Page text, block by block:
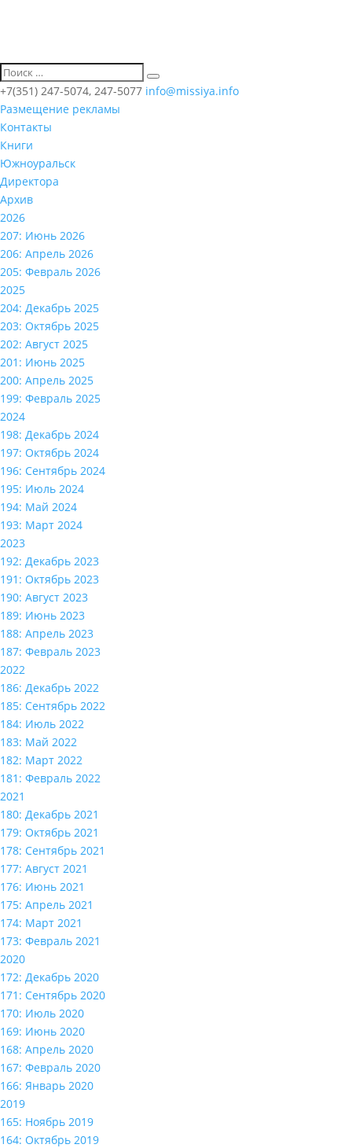
+7(351) 247-5074, 247-5077 info@missiya.info
Размещение рекламы
Контакты
Книги
Южноуральск
Директора
Архив
2026
207: Июнь 2026
206: Апрель 2026
205: Февраль 2026
2025
204: Декабрь 2025
203: Октябрь 2025
202: Август 2025
201: Июнь 2025
200: Апрель 2025
199: Февраль 2025
2024
198: Декабрь 2024
197: Октябрь 2024
196: Сентябрь 2024
195: Июль 2024
194: Май 2024
193: Март 2024
2023
192: Декабрь 2023
191: Октябрь 2023
190: Август 2023
189: Июнь 2023
188: Апрель 2023
187: Февраль 2023
2022
186: Декабрь 2022
185: Сентябрь 2022
184: Июль 2022
183: Май 2022
182: Март 2022
181: Февраль 2022
2021
180: Декабрь 2021
179: Октябрь 2021
178: Сентябрь 2021
177: Август 2021
176: Июнь 2021
175: Апрель 2021
174: Март 2021
173: Февраль 2021
2020
172: Декабрь 2020
171: Сентябрь 2020
170: Июль 2020
169: Июнь 2020
168: Апрель 2020
167: Февраль 2020
166: Январь 2020
2019
165: Ноябрь 2019
164: Октябрь 2019